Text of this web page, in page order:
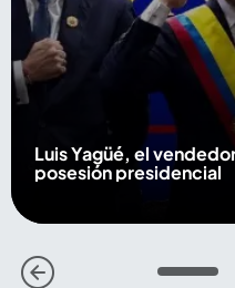
Luis Yagüé, el
posesión presidencial
1